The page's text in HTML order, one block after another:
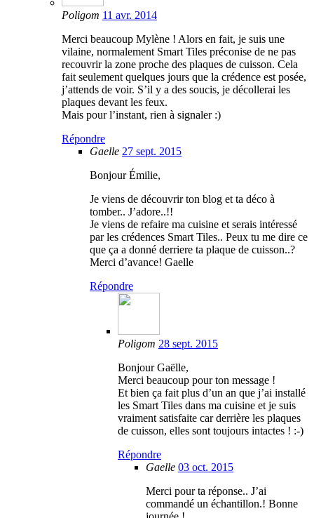
Poligom 11 avr. 2014
Merci beaucoup Mylène ! Alors en fait, je suis une
vilaine, normalement Smart Tiles préconise de ne pas
recouvrir la zone proche des plaques de cuisson. Cela
fait seulement quelques jours que la crédence est posée,
j’attends de voir. S’il y a des soucis, je décollerai les
plaques devant les feux.
Mais pour l’instant, rien à signaler :)
Répondre
Gaelle 27 sept. 2015
Bonjour Émilie,
Je viens de découvrir ton blog et ta déco à
tomber.. J’adore..!!
Je viens de refaire ma cuisine et serais intéressé
par les crédences Smart Tiles.. Peux tu me dire ce
que ça a donné derriere ta plaque de cuisson..?
Merci d’avance! Gaelle
Répondre
Poligom 28 sept. 2015
Bonjour Gaëlle,
Merci beaucoup pour ton message !
Et bien ça fait plus d’un an que j’ai installé
les Smart Tiles dans ma cuisine et je suis
vraiment satisfaite car derrière les plaques
de cuisson, elles sont toujours intactes ! :-)
Répondre
Gaelle 03 oct. 2015
Merci pour ta réponse.. J’ai
commandé un échantillon.! Bonne